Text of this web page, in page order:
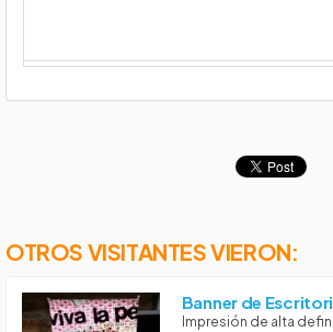
OTROS VISITANTES VIERON:
Banner de
Impresión de alta